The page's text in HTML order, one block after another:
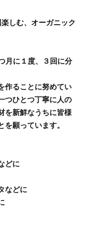
しむ、オーガニック
月に１度、３回に分
作ることに努めてい
つひとつ丁寧に人の
を新鮮なうちに皆様
願っています。
どに
などに